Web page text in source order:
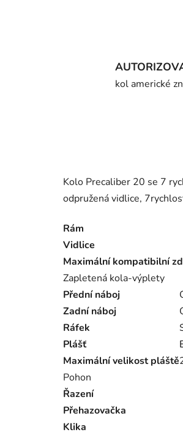
kol americké
Kolo Precaliber 20 se 7
odpružená vidlice,
Rám
Vidlice
Maximální kompatibilní
Zapletená kola-výplety
Přední náboj
Zadní náboj
Ráfek
Plášť
Maximální velikost pláště
Pohon
Řazení
Přehazovačka
Klika